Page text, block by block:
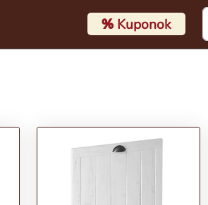
%Kuponok